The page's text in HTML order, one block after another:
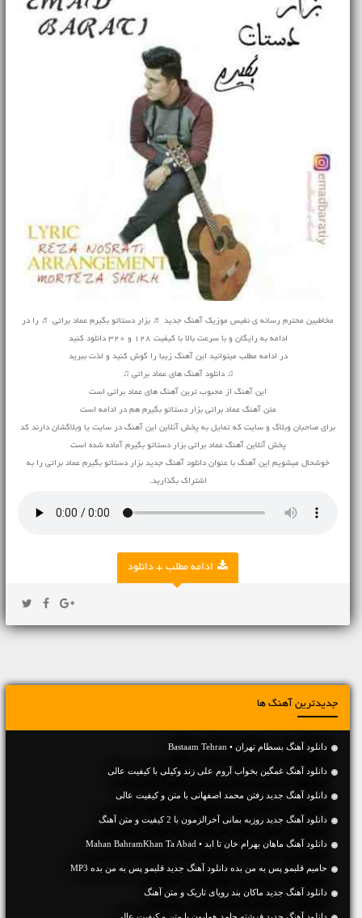
مخاطبین محترم رسانه ی نفیس موزیک آهنگ جدید ♬ بزار دستاتو بگیرم عماد براتی ♬ را در
ادامه به رایگان و با سرعت بالا با کیفیت 128 و 320 دانلود کنید
در ادامه مطلب میتوانید این آهنگ زیبا را گوش کنید و لذت ببرید
♫ دانلود آهنگ های عماد براتی ♫
این آهنگ از محبوب ترین آهنگ های عماد براتی است
متن آهنگ عماد براتی بزار دستاتو بگیرم هم در ادامه است
برای صاحبان وبلاگ و سایت که تمایل به پخش آنلاین این آهنگ در سایت یا وبلاگشان دارند کد
پخش آنلاین آهنگ عماد براتی بزار دستاتو بگیرم آماده شده است
خوشحال میشویم این آهنگ با عنوان دانلود آهنگ جدید بزار دستاتو بگیرم عماد براتی را به
اشتراک بگذارید.
ادامه مطلب + دانلود
جدیدترین آهنگ ها
دانلود آهنگ بسطام تهران • Bastaam Tehran
دانلود آهنگ غمگین بخواب آروم علی زند وکیلی با کیفیت عالی
دانلود آهنگ جديد رفتن محمد اصفهانی با متن و کیفیت عالی
دانلود آهنگ جديد روزبه بمانی آخرالزمون با 2 کیفیت و متن آهنگ
دانلود آهنگ ماهان بهرام خان تا ابد • Mahan BahramKhan Ta Abad
حامیم قلبمو پس به من بده دانلود آهنگ جدید قلبمو پس به من بده MP3
دانلود آهنگ جديد ماکان بند رویای تاریک و متن آهنگ